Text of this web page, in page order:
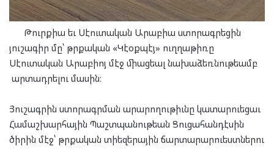
Թուրքիա եւ Սէուտական Արաբիա ստորագրեցին
յուշագիր մը՝ թրքական «Կէօքպէյ» ուղղաթիռը
Սէուտական Արաբիոյ մէջ միացեալ նախաձեռնութեամբ
արտադրելու մասին։
Յուշագրին ստորագրման արարողութիւնը կատարուեցաւ
Համաշխարհային Պաշտպանութեան Ցուցահանդէսին
ծիրին մէջ՝ թրքական տիեզերային ճարտարարուեստներու